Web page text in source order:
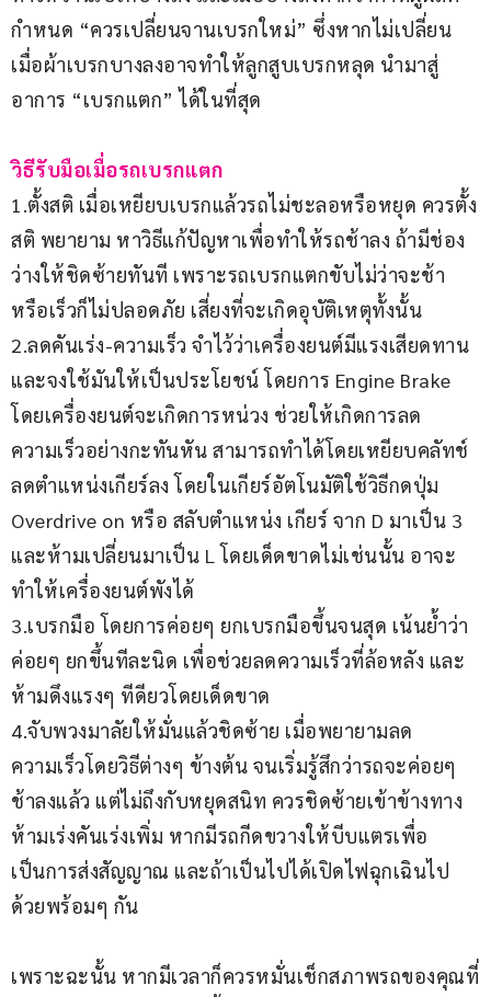
กำหนด “ควรเปลี่ยนจานเบรกใหม่” ซึ่งหากไม่เปลี่ยน
เมื่อผ้าเบรกบางลงอาจทำให้ลูกสูบเบรกหลุด นำมาสู่
อาการ “เบรกแตก” ได้ในที่สุด
วิธีรับมือเมื่อรถเบรกแตก
1.ตั้งสติ เมื่อเหยียบเบรกแล้วรถไม่ชะลอหรือหยุด ควรตั้ง
สติ พยายาม หาวิธีแก้ปัญหาเพื่อทำให้รถช้าลง ถ้ามีช่อง
ว่างให้ชิดซ้ายทันที เพราะรถเบรกแตกขับไม่ว่าจะช้า
หรือเร็วก็ไม่ปลอดภัย เสี่ยงที่จะเกิดอุบัติเหตุทั้งนั้น
2.ลดคันเร่ง-ความเร็ว จำไว้ว่าเครื่องยนต์มีแรงเสียดทาน
และจงใช้มันให้เป็นประโยชน์ โดยการ Engine Brake
โดยเครื่องยนต์จะเกิดการหน่วง ช่วยให้เกิดการลด
ความเร็วอย่างกะทันหัน สามารถทำได้โดยเหยียบคลัทช์
ลดตำแหน่งเกียร์ลง โดยในเกียร์อัตโนมัติใช้วิธีกดปุ่ม
Overdrive on หรือ สลับตำแหน่ง เกียร์ จาก D มาเป็น 3
และห้ามเปลี่ยนมาเป็น L โดยเด็ดขาดไม่เช่นนั้น อาจะ
ทำให้เครื่องยนต์พังได้
3.เบรกมือ โดยการค่อยๆ ยกเบรกมือขึ้นจนสุด เน้นย้ำว่า
ค่อยๆ ยกขึ้นทีละนิด เพื่อช่วยลดความเร็วที่ล้อหลัง และ
ห้ามดึงแรงๆ ทีดียวโดยเด็ดขาด
4.จับพวงมาลัยให้มั่นแล้วชิดซ้าย เมื่อพยายามลด
ความเร็วโดยวิธีต่างๆ ข้างต้น จนเริ่มรู้สึกว่ารถจะค่อยๆ
ช้าลงแล้ว แต่ไม่ถึงกับหยุดสนิท ควรชิดซ้ายเข้าข้างทาง
ห้ามเร่งคันเร่งเพิ่ม หากมีรถกีดขวางให้บีบแตรเพื่อ
เป็นการส่งสัญญาณ และถ้าเป็นไปได้เปิดไฟฉุกเฉินไป
ด้วยพร้อมๆ กัน
เพราะฉะนั้น หากมีเวลาก็ควรหมั่นเช็กสภาพรถของคุณที่